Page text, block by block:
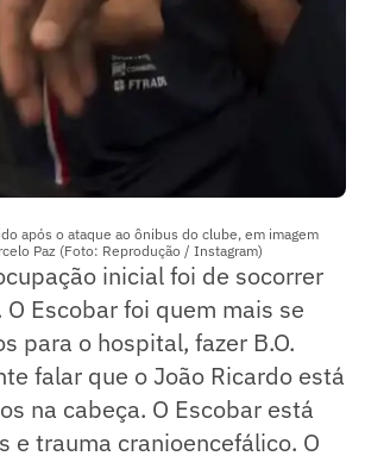
após o ataque ao ônibus do clube, em imagem
Paz (Foto: Reprodução / Instagram)
inicial foi de socorrer
Escobar foi quem mais se
para o hospital, fazer B.O.
falar que o João Ricardo está
na cabeça. O Escobar está
e trauma cranioencefálico. O